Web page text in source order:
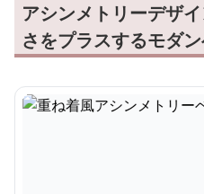
アシンメトリーデザ
さをプラスするモダ